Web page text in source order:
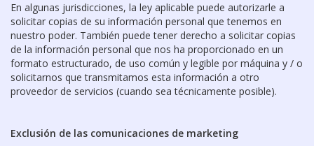
En algunas jurisdicciones, la ley aplicable puede autorizarle a
solicitar copias de su información personal que tenemos en
nuestro poder. También puede tener derecho a solicitar copias
de la información personal que nos ha proporcionado en un
formato estructurado, de uso común y legible por máquina y / o
solicitarnos que transmitamos esta información a otro
proveedor de servicios (cuando sea técnicamente posible).
Exclusión de las comunicaciones de marketing